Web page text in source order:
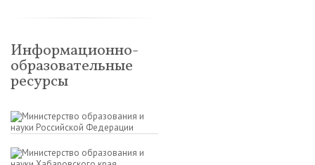
Информационно-
образовательные
ресурсы